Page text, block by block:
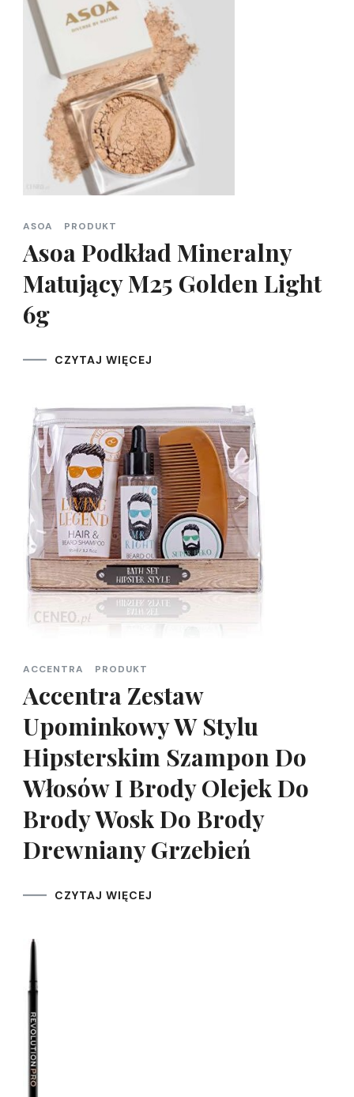
ASOA PRODUKT
Asoa Podkład Mineralny
Matujący M25 Golden Light
6g
CZYTAJ WIĘCEJ
ACCENTRA PRODUKT
Accentra Zestaw
Upominkowy W Stylu
Hipsterskim Szampon Do
Włosów I Brody Olejek Do
Brody Wosk Do Brody
Drewniany Grzebień
CZYTAJ WIĘCEJ